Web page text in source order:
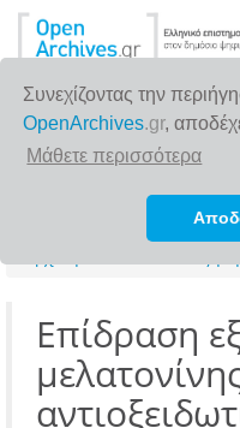
Συνεχίζοντας την
OpenArchives.gr,
Μάθετε περισσότερα
Επίδραση